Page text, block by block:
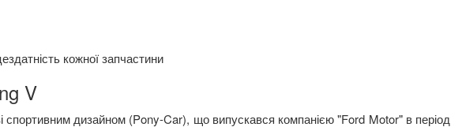
кожної запчастини
V
спортивним дизайном (Pony-Car), що випускався компанією "Ford Motor" в період